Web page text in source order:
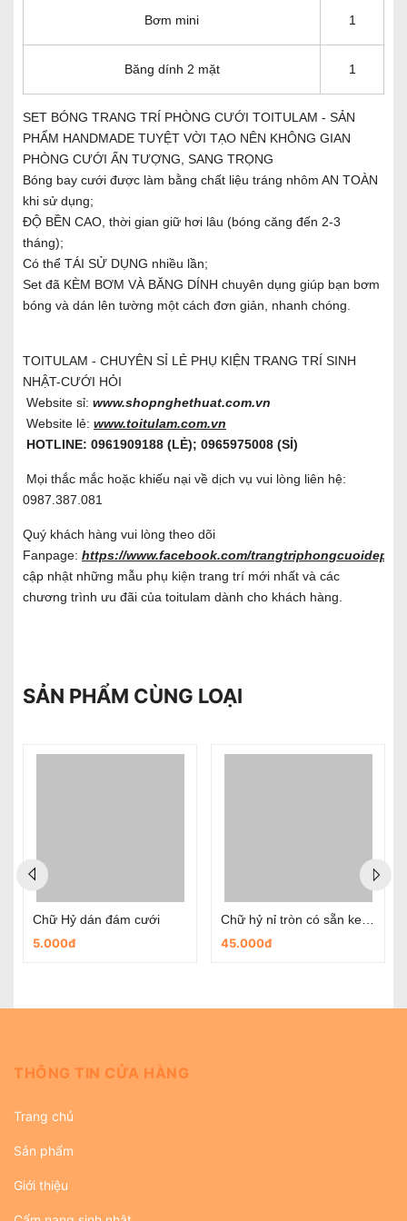
Bơm mini 1
Băng dính 2 mặt 1
SET BÓNG TRANG TRÍ PHÒNG CƯỚI TOITULAM - SẢN
PHẨM HANDMADE TUYỆT VỜI TẠO NÊN KHÔNG GIAN
PHÒNG CƯỚI ẤN TƯỢNG, SANG TRỌNG
Bóng bay cưới được làm bằng chất liệu tráng nhôm AN TOÀN
khi sử dụng;
ĐỘ BỀN CAO, thời gian giữ hơi lâu (bóng căng đến 2-3
tháng);
Có thể TÁI SỬ DỤNG nhiều lần;
Set đã KÈM BƠM VÀ BĂNG DÍNH chuyên dụng giúp bạn bơm
bóng và dán lên tường một cách đơn giản, nhanh chóng.
TOITULAM - CHUYÊN SỈ LẺ PHỤ KIỆN TRANG TRÍ SINH
NHẬT-CƯỚI HỎI
Website sỉ: www.shopnghethuat.com.vn
Website lẻ: www.toitulam.com.vn
HOTLINE: 0961909188 (LẺ); 0965975008 (SỈ)
Mọi thắc mắc hoặc khiếu nại về dịch vụ vui lòng liên hệ:
0987.387.081
Quý khách hàng vui lòng theo dõi
Fanpage: https://www.facebook.com/trangtriphongcuoidep/
cập nhật những mẫu phụ kiện trang trí mới nhất và các
chương trình ưu đãi của toitulam dành cho khách hàng.
SẢN PHẨM CÙNG LOẠI
Chữ Hỷ dán đám cưới
5.000đ
45.000đ
THÔNG TIN CỬA HÀNG
Trang chủ
Sản phẩm
Giới thiệu